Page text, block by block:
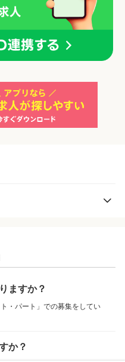
ている店舗
ますか？
・パート」での募集をしてい
か？